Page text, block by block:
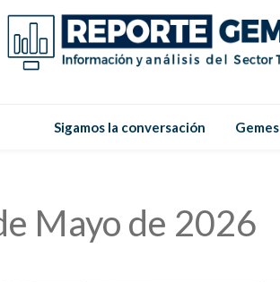
Sigamos la conversación
Gemes
Mayo de 2026